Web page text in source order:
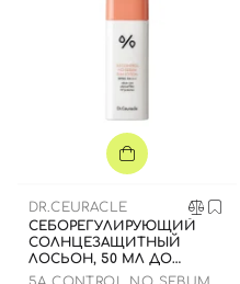
DR.CEURACLE
СЕБОРЕГУЛИРУЮЩИЙ
СОЛНЦЕЗАЩИТНЫЙ
ЛОСЬОН, 50 МЛ ДО
09.04.2026